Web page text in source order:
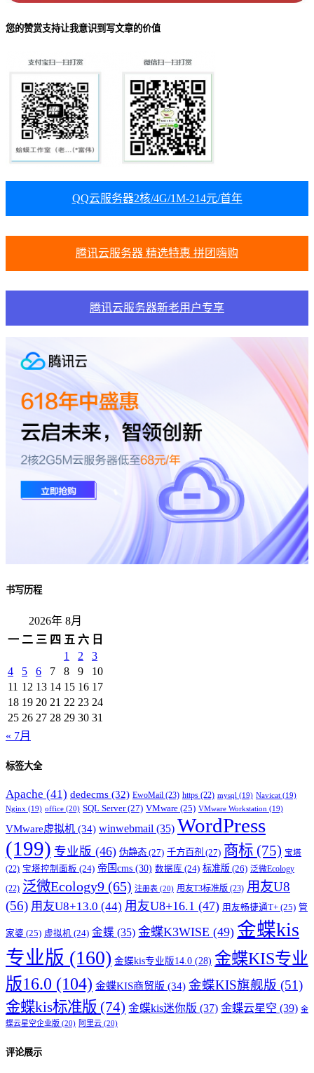
您的赞赏支持让我意识到写文章的价值
QQ云服务器2核/4G/1M-214元/首年
腾讯云服务器 精选特惠 拼团嗨购
腾讯云服务器新老用户专享
书写历程
2026年 8月
一 二 三 四 五 六 日
1
2
3
4
5 6 7 8 9
10
11 12 13 14 15 16 17
18 19 20 21 22 23 24
25 26 27 28 29 30 31
« 7月
标签大全
Apache (41) dedecms (32) EwoMail (23) https (22) mysql (19) Navicat (19)
Nginx (19) office (20) SQL Server(27) VMware (25) VMware Workstation (19)
VMware虚拟机 (34) winwebmail (35) WordPress
(199) 专业版 (46) 伪静态 (27) 千方百剂 (27) 商标 (75) 宝塔
(22) 宝塔控制面板 (24) 帝国cms (30) 数据库 (24) 标准版 (26) 泛微Ecology
(22) 泛微Ecology9 (65) 注册表 (20) 用友T3标准版 (23) 用友U8
(56) 用友U8+13.0 (44) 用友U8+16.1 (47) 用友畅捷通T+ (25) 管
家婆 (25) 虚拟机 (24) 金蝶 (35) 金蝶K3WISE (49) 金蝶kis
专业版 (160) 金蝶kis专业版14.0 (28) 金蝶KIS专业
版16.0 (104) 金蝶KIS商贸版 (34) 金蝶KIS旗舰版 (51)
金蝶kis标准版 (74) 金蝶kis迷你版 (37) 金蝶云星空 (39) 金
蝶云星空企业版 (20) 阿里云 (20)
评论展示